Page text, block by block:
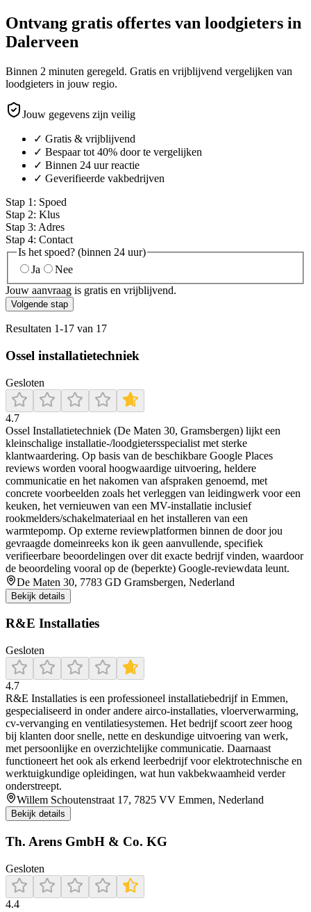
Ontvang gratis offertes van loodgieters in
Dalerveen
Binnen 2 minuten geregeld. Gratis en vrijblijvend vergelijken van
loodgieters in jouw regio.
Jouw gegevens zijn veilig
✓ Gratis & vrijblijvend
✓ Bespaar tot 40% door te vergelijken
✓ Binnen 24 uur reactie
✓ Geverifieerde vakbedrijven
Stap 1 : Spoed
Stap 2: Klus
Stap 3: Adres
Stap 4: Contact
Is het spoed? (binnen 24 uur)
Ja
Nee
Jouw aanvraag is gratis en vrijblijvend.
Volgende stap
Resultaten 1-17 van 17
Ossel installatietechniek
Gesloten
4.7
Ossel Installatietechniek (De Maten 30, Gramsbergen) lijkt een
kleinschalige installatie-/loodgietersspecialist met sterke
klantwaardering. Op basis van de beschikbare Google Places
reviews worden vooral hoogwaardige uitvoering, heldere
communicatie en het nakomen van afspraken genoemd, met
concrete voorbeelden zoals het verleggen van leidingwerk voor een
keuken, het vernieuwen van een MV-installatie inclusief
rookmelders/schakelmateriaal en het installeren van een
warmtepomp. Op externe reviewplatformen binnen de door jou
gevraagde domeinreeks kon ik geen aanvullende, specifiek
verifieerbare beoordelingen over dit exacte bedrijf vinden, waardoor
de beoordeling vooral op de (beperkte) Google-reviewdata leunt.
De Maten 30, 7783 GD Gramsbergen, Nederland
Bekijk details
R&E Installaties
Gesloten
4.7
R&E Installaties is een professioneel installatiebedrijf in Emmen,
gespecialiseerd in onder andere airco-installaties, vloerverwarming,
cv-vervanging en ventilatiesystemen. Het bedrijf scoort zeer hoog
bij klanten door snelle, nette en deskundige uitvoering van werk,
met persoonlijke en overzichtelijke communicatie. Daarnaast
functioneert het ook als erkend leerbedrijf voor elektrotechnische en
werktuigkundige opleidingen, wat hun vakbekwaamheid verder
onderstreept.
Willem Schoutenstraat 17, 7825 VV Emmen, Nederland
Bekijk details
Th. Arens GmbH & Co. KG
Gesloten
4.4